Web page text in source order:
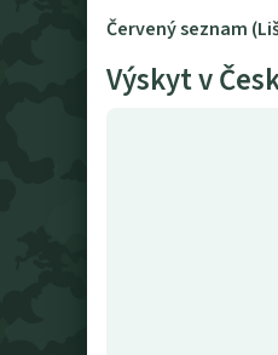
Červený seznam
Výskyt v